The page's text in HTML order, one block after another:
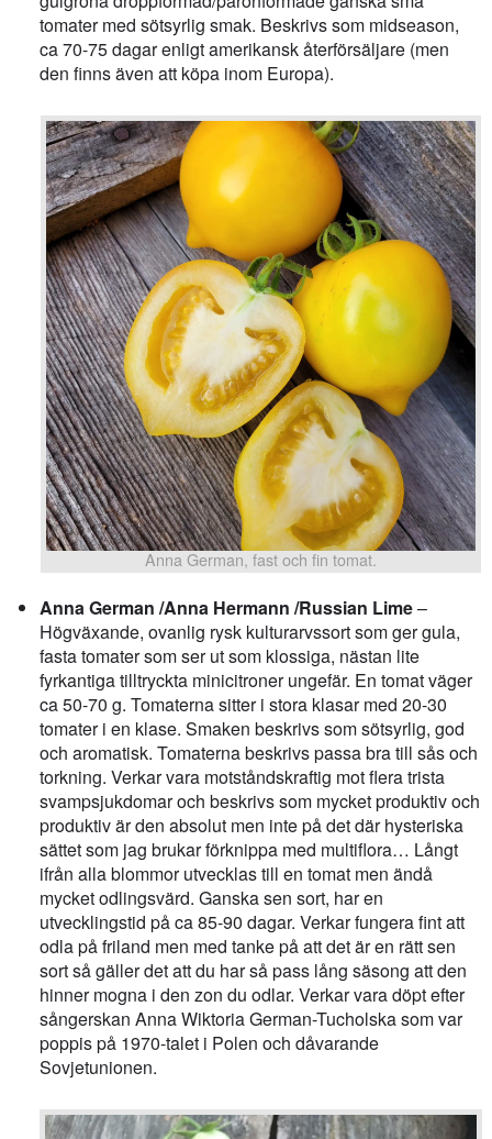
tomater med sötsyrlig smak. Beskrivs som midseason,
ca 70-75 dagar enligt amerikansk återförsäljare (men
den finns även att köpa inom Europa).
Anna German, fast och fin tomat.
Anna German /Anna Hermann /Russian Lime–
Högväxande, ovanlig rysk kulturarvssort som ger gula,
fasta tomater som ser ut som klossiga, nästan lite
fyrkantiga tilltryckta minicitroner ungefär. En tomat väger
ca 50-70 g. Tomaterna sitter i stora klasar med 20-30
tomater i en klase. Smaken beskrivs som sötsyrlig, god
och aromatisk. Tomaterna beskrivs passa bra till sås och
torkning. Verkar vara motståndskraftig mot flera trista
svampsjukdomar och beskrivs som mycket produktiv och
produktiv är den absolut men inte på det där hysteriska
sättet som jag brukar förknippa med multiflora… Långt
ifrån alla blommor utvecklas till en tomat men ändå
mycket odlingsvärd. Ganska sen sort, har en
utvecklingstid på ca 85-90 dagar. Verkar fungera fint att
odla på friland men med tanke på att det är en rätt sen
sort så gäller det att du har så pass lång säsong att den
hinner mogna i den zon du odlar. Verkar vara döpt efter
sångerskan Anna Wiktoria German-Tucholska som var
poppis på 1970-talet i Polen och dåvarande
Sovjetunionen.